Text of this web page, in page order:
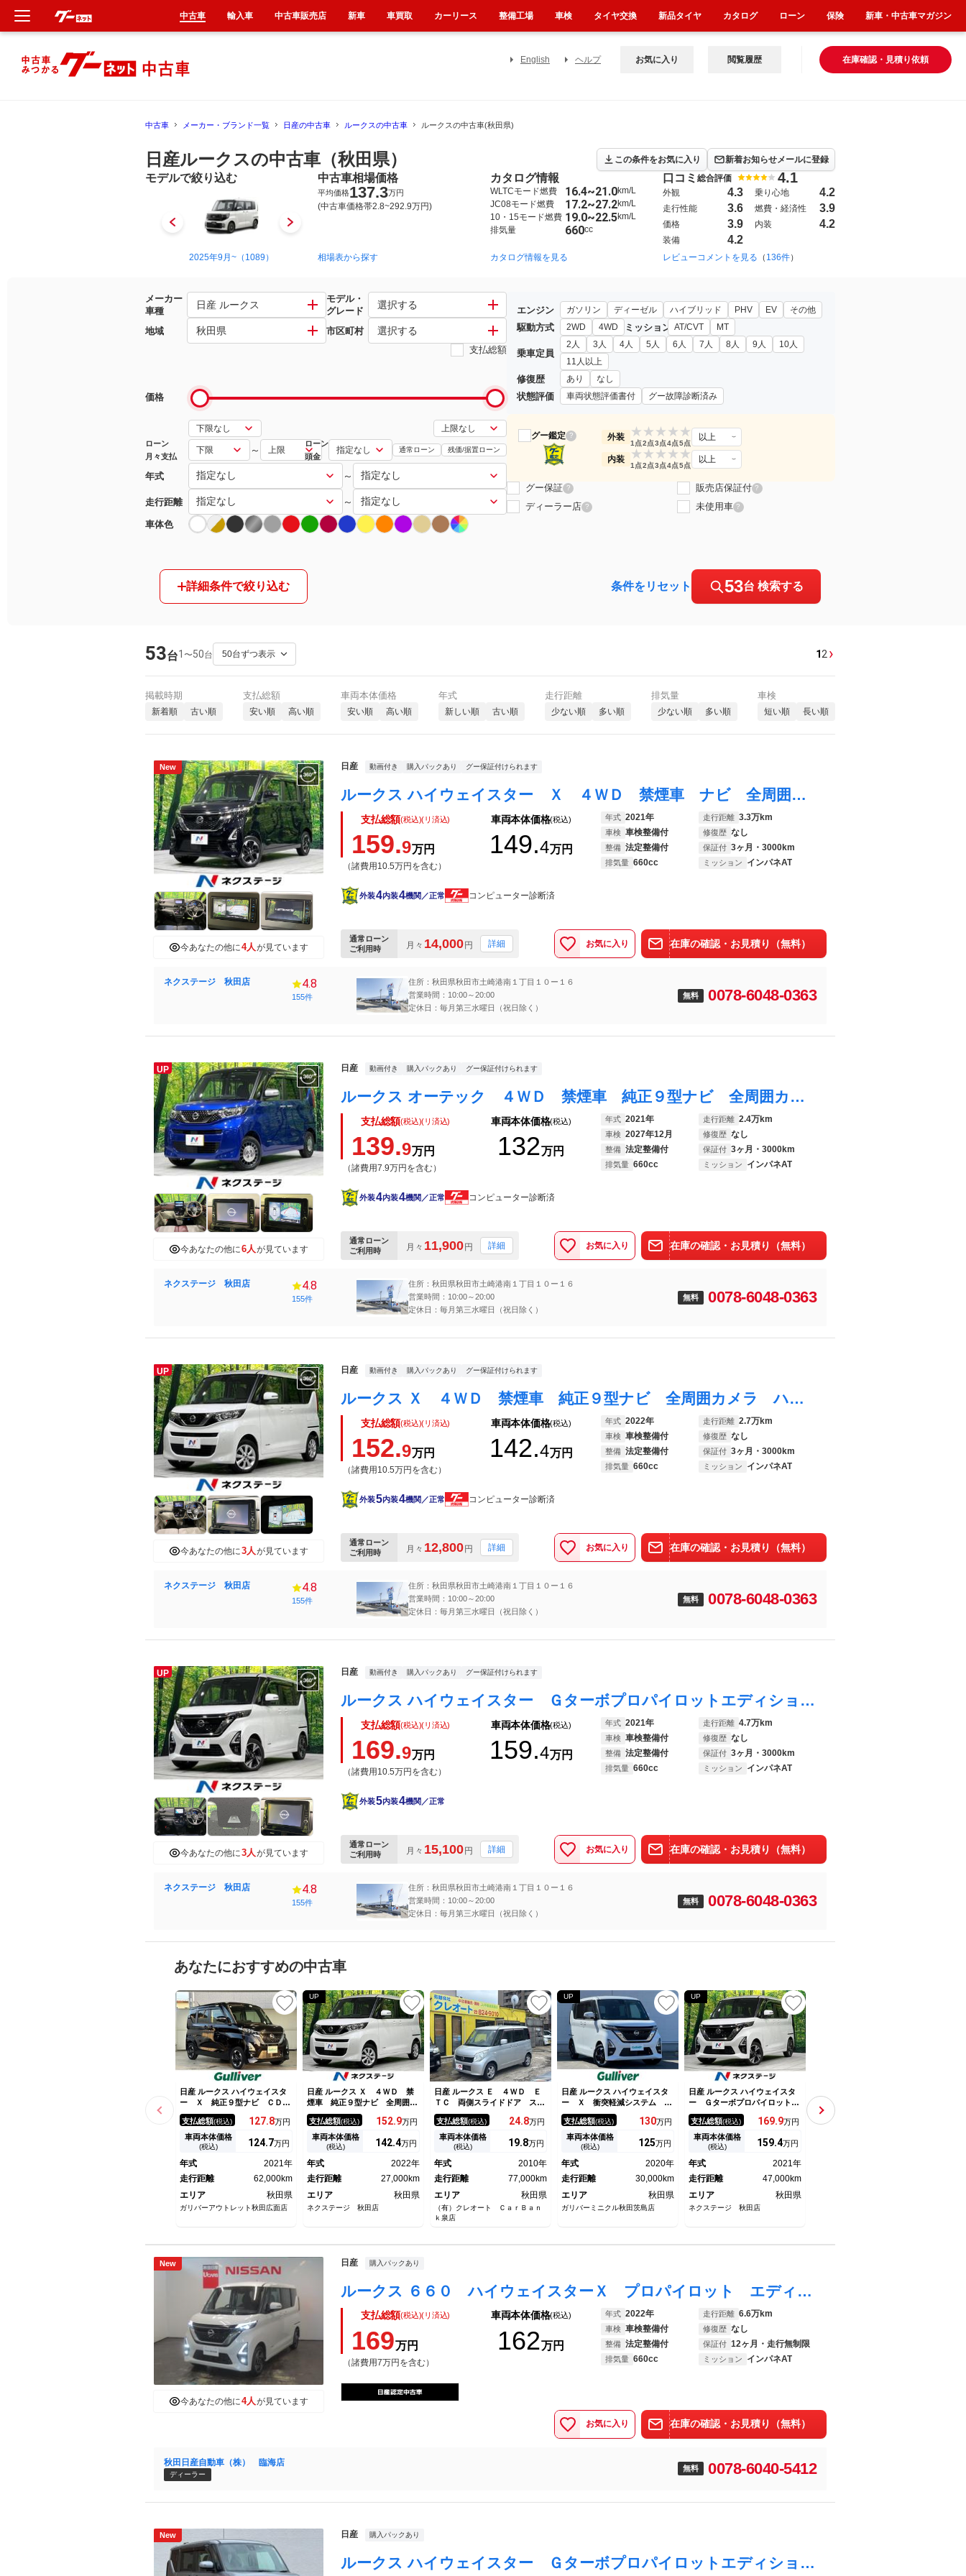
English ヘルプ 在庫確認・見積り依頼
お気に入り 閲覧履歴
中古車 メーカー・ブランド一覧 日産の中古車 ルークスの中古車 ルークスの中古車(秋田県)
日産ルークスの中古車（秋田県） この条件をお気に入り 新着お知らせメールに登録
モデルで絞り込む
2025年9月~（1089） 2020年3月~2025年9月（4577） 2009年12月~2013年3月（698） 2025年9月~（1089）
中古車相場価格
平均価格137.3万円
(中古車価格帯2.8~292.9万円)
相場表から探す
カタログ情報
WLTCモード燃費 16.4~21.0km/L
JC08モード燃費
17.2~27.2km/L
10・15モード燃費 19.0~22.5km/L
排気量
660cc
カタログ情報を見る
口コミ 総合評価 4.1
外観 4.3 乗り心地 4.2
走行性能 3.6 燃費・経済性 3.9
価格 3.9 内装 4.2
装備 4.2
レビューコメントを見る （ 136件）
メーカー
車種
日産 ルークス
モデル・
グレード
選択する
地域 秋田県 市区町村 選択する
支払総額
価格
ローン
月々支払
～
ローン
頭金
通常ローン 残価/据置ローン
年式 ～
走行距離 ～
車体色
エンジン ガソリン ディーゼル ハイブリッド PHV EV その他
駆動方式 2WD 4WD ミッション AT/CVT MT
乗車定員
2人 3人 4人 5人 6人 7人 8人 9人
10人
11人以上
修復歴 あり なし
状態評価 車両状態評価書付 グー故障診断済み
グー鑑定 ? 外装 ★
1点
★
2点
★
3点
★
4点
★
5点
以上
内装 ★
1点
★
2点
★
3点
★
4点
★
5点
以上
グー保証 ? 販売店保証付 ?
ディーラー店 ? 未使用車 ?
詳細条件で絞り込む 条件をリセット 53台 検索する
53台1 〜50台 12 ›
掲載時期
新着順 古い順
支払総額
安い順 高い順
車両本体価格
安い順 高い順
年式
新しい順 古い順
走行距離
少ない順 多い順
排気量
少ない順 多い順
車検
短い順 長い順
New
今あなたの他に4人が見ています
日産 動画付き 購入パックあり グー保証付けられます
ルークス ハイウェイスター Ｘ ４ＷＤ 禁煙車 ナビ 全周囲カメラ ハンズフリー電動ドア シートヒーター ＬＥＤヘッド ＬＥＤフォグライト Ｂｌｕｅｔｏｏｔｈ フルセグ 衝突軽減 クリアランスソナー オートライト
支払総額(税込)(リ済込)
159.9万円
（諸費用10.5万円を含む）
車両本体価格(税込)
149.4万円
年式 2021年 走行距離 3.3万km
車検 車検整備付 修復歴 なし
整備 法定整備付 保証付 3ヶ月・3000km
排気量 660cc ミッション インパネAT
外装4内装4機関／正常 コンピューター診断済
通常ローン
ご利用時
月々 14,000円 詳細 お気に入り 在庫の確認・お見積り（無料）
ネクステージ 秋田店 4.8
155件
住所：秋田県秋田市土崎港南１丁目１０ー１６
営業時間：10:00～20:00
定休日：毎月第三水曜日（祝日除く）
無料 0078-6048-0363
UP
今あなたの他に6人が見ています
日産 動画付き 購入パックあり グー保証付けられます
ルークス オーテック ４ＷＤ 禁煙車 純正９型ナビ 全周囲カメラ 両側電動ドア 衝突軽減 ドラレコ ＥＴＣ クリアランスソナー 前席シートヒーター オートライト オートハイビーム オートエアコン スマートキー
支払総額(税込)(リ済込)
139.9万円
（諸費用7.9万円を含む）
車両本体価格(税込)
132万円
年式 2021年 走行距離 2.4万km
車検 2027年12月 修復歴 なし
整備 法定整備付 保証付 3ヶ月・3000km
排気量 660cc ミッション インパネAT
外装4内装4機関／正常 コンピューター診断済
通常ローン
ご利用時
月々 11,900円 詳細 お気に入り 在庫の確認・お見積り（無料）
ネクステージ 秋田店 4.8
155件
住所：秋田県秋田市土崎港南１丁目１０ー１６
営業時間：10:00～20:00
定休日：毎月第三水曜日（祝日除く）
無料 0078-6048-0363
UP
今あなたの他に3人が見ています
日産 動画付き 購入パックあり グー保証付けられます
ルークス Ｘ ４ＷＤ 禁煙車 純正９型ナビ 全周囲カメラ ハンズフリーパワースライドドア 衝突軽減 ＥＴＣ Ｂｌｕｅｔｏｏｔｈ シートヒーター オートライト オートエアコン オートハイビーム スマートキー
支払総額(税込)(リ済込)
152.9万円
（諸費用10.5万円を含む）
車両本体価格(税込)
142.4万円
年式 2022年 走行距離 2.7万km
車検 車検整備付 修復歴 なし
整備 法定整備付 保証付 3ヶ月・3000km
排気量 660cc ミッション インパネAT
外装5内装4機関／正常 コンピューター診断済
通常ローン
ご利用時
月々 12,800円 詳細 お気に入り 在庫の確認・お見積り（無料）
ネクステージ 秋田店 4.8
155件
住所：秋田県秋田市土崎港南１丁目１０ー１６
営業時間：10:00～20:00
定休日：毎月第三水曜日（祝日除く）
無料 0078-6048-0363
UP
今あなたの他に3人が見ています
日産 動画付き 購入パックあり グー保証付けられます
ルークス ハイウェイスター Ｇターボプロパイロットエディション ４ＷＤ 禁煙車 両側電動ドア 純正９型ナビ 全周囲カメラ 衝突軽減 レーダークルーズ シートヒーター コーナーセンサー スマートキー ＬＥＤヘッド ＥＴＣ 純正１５インチアルミ
支払総額(税込)(リ済込)
169.9万円
（諸費用10.5万円を含む）
車両本体価格(税込)
159.4万円
年式 2021年 走行距離 4.7万km
車検 車検整備付 修復歴 なし
整備 法定整備付 保証付 3ヶ月・3000km
排気量 660cc ミッション インパネAT
外装5内装4機関／正常
通常ローン
ご利用時
月々 15,100円 詳細 お気に入り 在庫の確認・お見積り（無料）
ネクステージ 秋田店 4.8
155件
住所：秋田県秋田市土崎港南１丁目１０ー１６
営業時間：10:00～20:00
定休日：毎月第三水曜日（祝日除く）
無料 0078-6048-0363
あなたにおすすめの中古車
日産 ルークス ハイウェイスタ
ー Ｘ 純正９型ナビ ＣＤ
ＤＶＤ Ｂｌｕｅｔｏｏｔｈ
フルセグ 全方位カメラ ＥＴ
Ｃ ドラレコ 両側電動ドア
ハンズフリー電動スライドド
ートヒーター ＬＥＤオートヘ
ッドライト
支払総額(税込) 127.8万円
車両本体価格
(税込) 124.7万円
年式
2021年
走行距離
62,000km
エリア
秋田県
ガリバーアウトレット秋田広面店
UP
日産 ルークス Ｘ ４ＷＤ 禁
煙車 純正９型ナビ 全周囲カ
メラ ハンズフリーパワースラ
イドドア 衝突軽減 ＥＴＣ
Ｂｌｕｅｔｏｏｔｈ シートヒ
ーター オートライト オート
スマートキー
支払総額(税込) 152.9万円
車両本体価格
(税込) 142.4万円
年式
2022年
走行距離
27,000km
エリア
秋田県
ネクステージ 秋田店
日産 ルークス Ｅ ４ＷＤ Ｅ
ＴＣ 両側スライドドア スマ
ートキー 電動格納ミラー シ
ートヒーター ベンチシート
ＣＶＴ 盗難防止システム Ａ
ＢＳ ＣＤ アルミホイール
ワーステアリング
支払総額(税込) 24.8万円
車両本体価格
(税込) 19.8万円
年式
2010年
走行距離
77,000km
エリア
秋田県
（有）クレオート ＣａｒＢａｎ
ｋ泉店
UP
日産 ルークス ハイウェイスタ
ー Ｘ 衝突軽減システム Ｌ
ＥＤヘッドライト 片側ハンズ
フリーオートスライドドア ア
ラウンドビューモニター 日産
純正アルミ スマートキー ア
スタート 車線逸脱警報システ
ム 保証書
支払総額(税込) 130万円
車両本体価格
(税込) 125万円
年式
2020年
走行距離
30,000km
エリア
秋田県
ガリバーミニクル秋田茨島店
UP
日産 ルークス ハイウェイスタ
ー Ｇターボプロパイロットエ
ディション ４ＷＤ 禁煙車
両側電動ドア 純正９型ナビ
全周囲カメラ 衝突軽減 レー
ダークルーズ シートヒータ
トキー ＬＥＤヘッド ＥＴ
Ｃ 純正１５インチアルミ
支払総額(税込) 169.9万円
車両本体価格
(税込) 159.4万円
年式
2021年
走行距離
47,000km
エリア
秋田県
ネクステージ 秋田店
ーＧタボアバンクロムプロパイ
ロットＥＤ ターボ車 純正メ
ーカーＯＰナビ フルセグＴＶ
支払総額
New
今あなたの他に4人 が見ています
日産 購入パックあり
ルークス ６６０ ハイウェイスターＸ プロパイロット エディション ４ アラビュー・エマブレ・プロパイロット 両側パワースライドド エマージェンシブレーキ アラウンドビューモニタ 車線逸脱警報 アダプティブクルーズコントロール ナビＴＶ 地デジＴＶ ＡＷ ＥＴＣ搭載
支払総額(税込)(リ済込)
169万円
（諸費用7万円を含む）
車両本体価格(税込)
162万円
年式 2022年 走行距離 6.6万km
車検 車検整備付 修復歴 なし
整備 法定整備付 保証付 12ヶ月・走行無制限
排気量 660cc ミッション インパネAT
お気に入り 在庫の確認・お見積り（無料）
秋田日産自動車（株） 臨海店
ディーラー
無料 0078-6040-5412
New 日産 購入パックあり
ルークス ハイウェイスター Ｇターボプロパイロットエディション 衝突軽減 両側ハンズフリーオートスライドドア ＬＥＤヘッドライト 純正ディスプレイオーディオ（ＡＭ／ＦＭ／ＵＳＢ） アラウンドビューモニター スマートキー 純正エンジンスターター アイドリングストップ
中古車 輸入車 中古車販売店 新車 車買取 カーリース 整備工場 車検 タイヤ交換 新品タイヤ カタログ ローン 保険 新車・中古車マガジン
新車